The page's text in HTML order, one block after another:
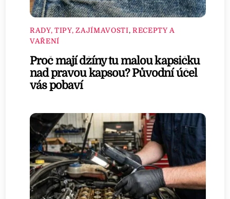
RADY, TIPY, ZAJÍMAVOSTI, RECEPTY A
VAŘENÍ
Proč mají džíny tu malou kapsičku
nad pravou kapsou? Původní účel
vás pobaví